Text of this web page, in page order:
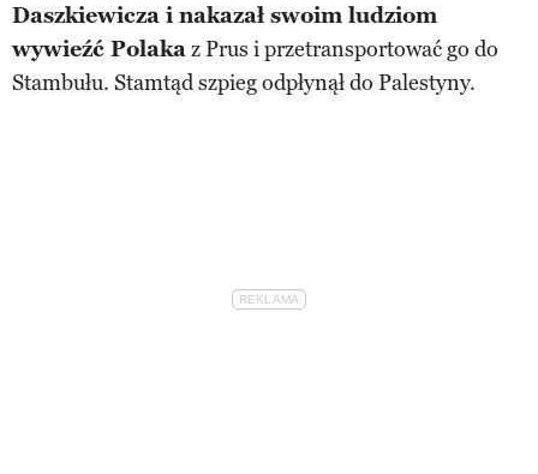
Daszkiewicza i nakazał swoim ludziom
wywieźć Polakaz Prus i przetransportować go do
Stambułu. Stamtąd szpieg odpłynął do Palestyny.